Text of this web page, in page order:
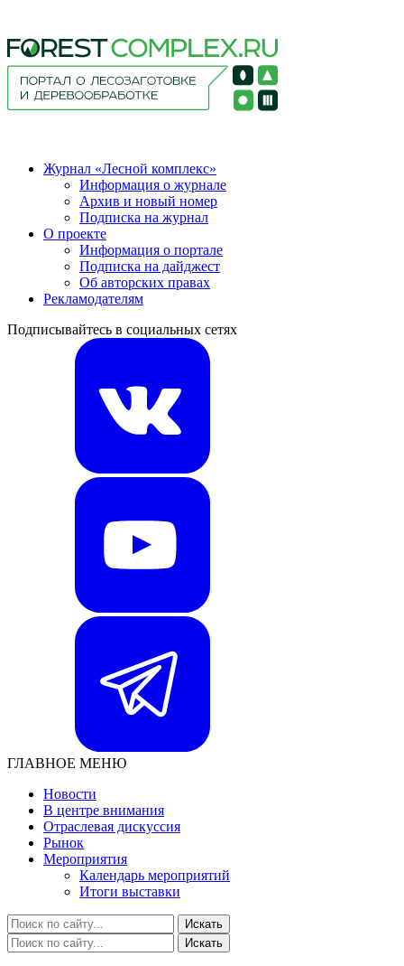
Журнал «Лесной комплекс»
Информация о журнале
Архив и новый номер
Подписка на журнал
О проекте
Информация о портале
Подписка на дайджест
Об авторских правах
Рекламодателям
Подписывайтесь в социальных сетях
ГЛАВНОЕ МЕНЮ
Новости
В центре внимания
Отраслевая дискуссия
Рынок
Мероприятия
Календарь мероприятий
Итоги выставки